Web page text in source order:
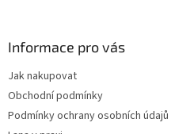
Informace pro vás
Jak nakupovat
Obchodní podmínky
Podmínky ochrany osobních údajů